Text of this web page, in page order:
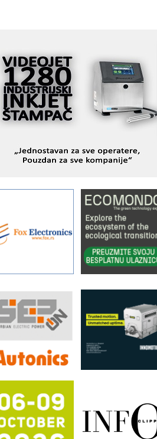
kontrole kvaliteta
STAUFF – Komponente koje
povećavaju pouzdanost hidrauličkih
sistema
YAMADA pumpe – japanska
pouzdanost u transferu fluida
rešenja za filtraciju u hidrauličkim i
procesnim sistemima
industrije i biznisa
RILINEX kompanije Rittal
FANUC: Najbolje za vašu pametnu
automatizaciju
Efikasno upravljanje energijom
Automatizacija pakovanja · Display
Proizvodnja iC7 Hybrid 1500 VDC
mrežnog pretvarača sa tečnim
hlađenjem
Potpuna efikasnost bez složenih
sistema
Trajna oznaka kao dugoročna korist
Bezbednost na prvom mestu!
IB BLUMENAUER - više od 40 godina
poverenja u industriji
COMBYPACK